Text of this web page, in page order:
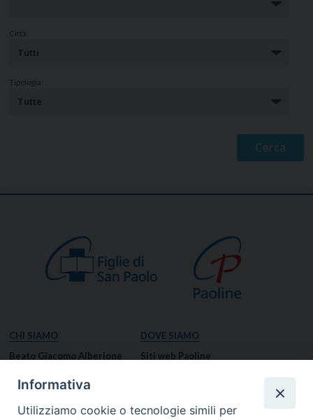
Città:
Tipologia:
CHI SIAMO
Beato Giacomo Alberione
Missione Paolina
DOVE SIAMO
Siti web Paoline
Notizie dal governo generale
Informativa
Utilizziamo cookie o tecnologie simili per